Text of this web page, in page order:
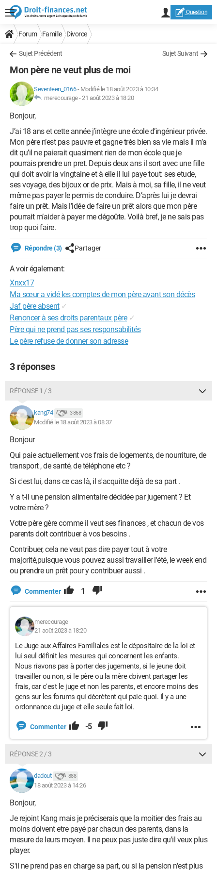
Question
Forum Famille Divorce
Sujet Précédent Sujet Suivant
Mon père ne veut plus de moi
Seventeen_0166- Modifié le 18 août 2023 à 10:34
merecourage -21 août 2023 à 18:20
Bonjour,
J’ai 18 ans et cette année j’intègre une école d’ingénieur privée.
Mon père n’est pas pauvre et gagne très bien sa vie mais il m’a
dit qu’il ne paierait quasiment rien de mon école que je
pourrais prendre un pret. Depuis deux ans il sort avec une fille
qui doit avoir la vingtaine et à elle il lui paye tout: ses etude,
ses voyage, des bijoux or de prix. Mais à moi, sa fille, il ne veut
même pas payer le permis de conduire. D’après lui je devrai
faire un prêt. Mais l’idée de faire un prêt alors que mon père
pourrait m’aider à payer me dégoûte. Voilà bref, je ne sais pas
trop quoi faire.
Répondre (3) Partager
A voir également:
Xnxx17
Ma sœur a vidé les comptes de mon père avant son décès
Jaf père absent ✓
Renoncer à ses droits parentaux père ✓
Père qui ne prend pas ses responsabilités
Le père refuse de donner son adresse
3 réponses
RÉPONSE 1 / 3
kang74 3 868
Modifié le 18 août 2023 à 08:37
Bonjour
Qui paie actuellement vos frais de logements, de nourriture, de
transport , de santé, de téléphone etc ?
Si c'est lui, dans ce cas là, il s'acquitte déjà de sa part .
Y a t-il une pension alimentaire décidée par jugement ? Et
votre mère ?
Votre père gère comme il veut ses finances , et chacun de vos
parents doit contribuer à vos besoins .
Contribuer, cela ne veut pas dire payer tout à votre
majorité,puisque vous pouvez aussi travailler l'été, le week end
ou prendre un prêt pour y contribuer aussi .
Commenter 1
merecourage
21 août 2023 à 18:20
Le Juge aux Affaires Familiales est le dépositaire de la loi et
lui seul définit les mesures qui concernent les enfants.
Nous n'avons pas à porter des jugements, si le jeune doit
travailler ou non, si le père ou la mère doivent partager les
frais, car c'est le juge et non les parents, et encore moins des
gens sur les forums qui décrètent qui paie quoi. Il y a une
ordonnance du juge et elle seule fait loi.
Commenter -5
RÉPONSE 2 / 3
dadout 888
18 août 2023 à 14:26
Bonjour,
Je rejoint Kang mais je préciserais que la moitier des frais au
moins doivent etre payé par chacun des parents, dans la
mesure de leurs moyen. Il ne peux pas juste dire qu'il veux plus
player.
S'il ne prend pas en charge sa part, ou si la pension n'est plus